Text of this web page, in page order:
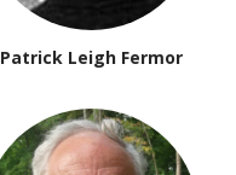
Patrick Leigh Fermor